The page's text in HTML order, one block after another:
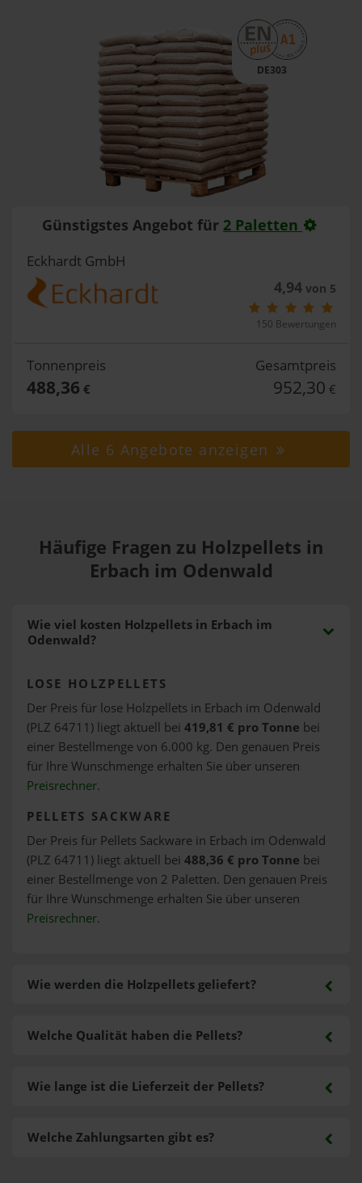
DE303
Günstigstes Angebot für 2 Paletten
Eckhardt GmbH
4,94von 5
150 Bewertungen
Tonnenpreis
488,36 €
Gesamtpreis
952,30 €
Alle 6 Angebote anzeigen
Häufige Fragen zu Holzpellets in
Erbach im Odenwald
Wie viel kosten Holzpellets in Erbach im
Odenwald?
LOSE HOLZPELLETS
Der Preis für lose Holzpellets in Erbach im Odenwald
(PLZ 64711) liegt aktuell bei 419,81 € pro Tonne bei
einer Bestellmenge von 6.000 kg. Den genauen Preis
für Ihre Wunschmenge erhalten Sie über unseren
Preisrechner.
PELLETS SACKWARE
Der Preis für Pellets Sackware in Erbach im Odenwald
(PLZ 64711) liegt aktuell bei 488,36 € pro Tonne bei
einer Bestellmenge von 2 Paletten. Den genauen Preis
für Ihre Wunschmenge erhalten Sie über unseren
Preisrechner.
Wie werden die Holzpellets geliefert?
Welche Zahlungsarten gibt es?
Welche Qualität haben die Pellets?
Wie lange ist die Lieferzeit der Pellets?